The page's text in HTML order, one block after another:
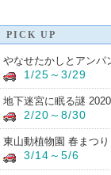
PICK UP
やなせたかしとアンパ
1/25～3/29
地下迷宮に眠る謎 2020
2/20～8/30
東山動植物園 春まつり
3/14～5/6